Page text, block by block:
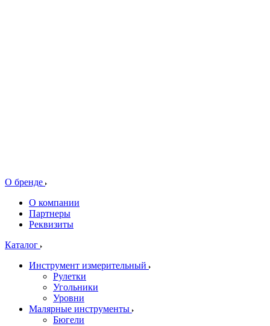
О бренде
О компании
Партнеры
Реквизиты
Каталог
Инструмент измерительный
Рулетки
Угольники
Уровни
Малярные инструменты
Бюгели